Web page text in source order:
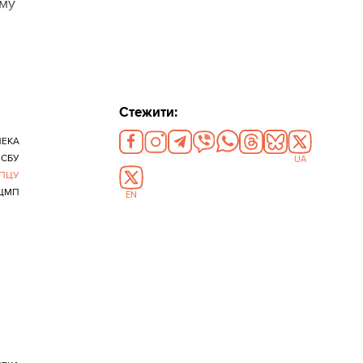
СБУ
ПЦУ
Стежити:
UA
EN